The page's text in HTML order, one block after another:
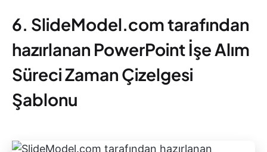
6. SlideModel.com tarafından
hazırlanan PowerPoint İşe Alım
Süreci Zaman Çizelgesi
Şablonu